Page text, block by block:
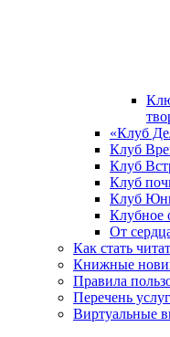
«Клуб
Клуб
Клуб
Клуб
Клуб
Клубное
От
Как стать
Книжные
Правила
Перечень услуг
Виртуальные